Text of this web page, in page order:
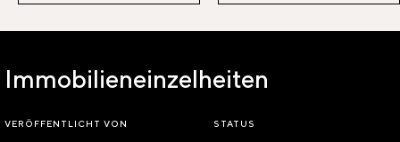
Immobilieneinzelheiten
VERÖFFENTLICHT VON STATUS